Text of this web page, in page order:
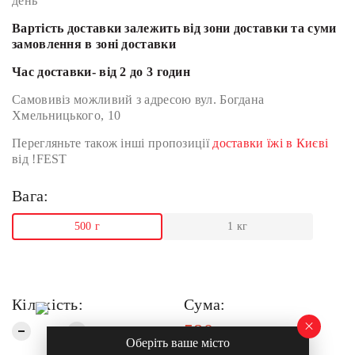
Вартість доставки залежить від зони доставки та суми
замовлення в зоні доставки
Час доставки- від 2 до 3 годин
Самовивіз можливий з адресою вул. Богдана
Хмельницького, 10
Перегляньте також інші пропозиції доставки їжі в Києві
від !FEST
Вага:
500 г 1 кг
Кількість: Сума:
580 грн
Оберіть ваше місто